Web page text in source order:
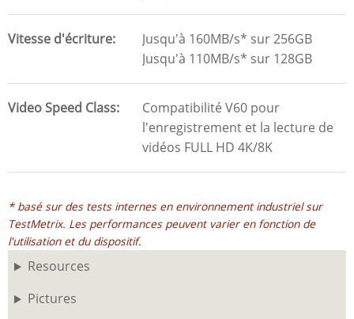
Vitesse d'écriture
Jusqu'à 160MB/s* sur 256GB
Jusqu'à 110MB/s* sur 128GB
Video Speed Class
Compatibilité V60 pour
l'enregistrement et la lecture de
vidéos FULL HD 4K/8K
* basé sur des tests internes en environnement industriel sur
TestMetrix. Les performances peuvent varier en fonction de
l'utilisation et du dispositif.
Resources
Pictures